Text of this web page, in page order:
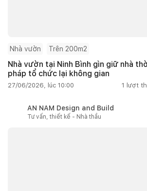
Nhà vườn Trên 200m2
Nhà vườn tại Ninh Bình gìn giữ nhà
pháp tổ chức lại không gian
27/06/2026, lúc 10:00 1 lượt
AN NAM Design and Build
Tư vấn, thiết kế - Nhà thầu